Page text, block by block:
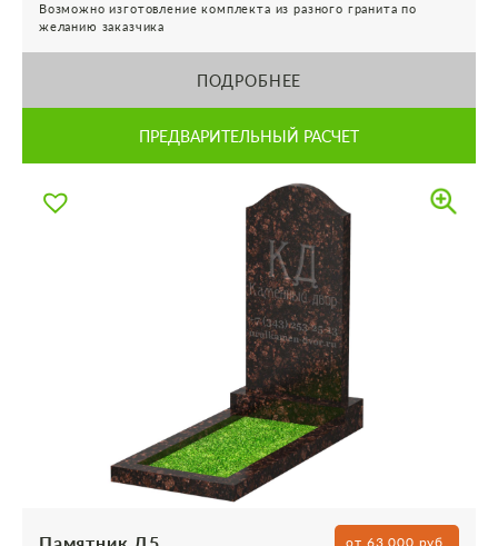
Возможно изготовление комплекта из разного гранита по
желанию заказчика
ПОДРОБНЕЕ
ПРЕДВАРИТЕЛЬНЫЙ РАСЧЕТ
от 63 000 руб.